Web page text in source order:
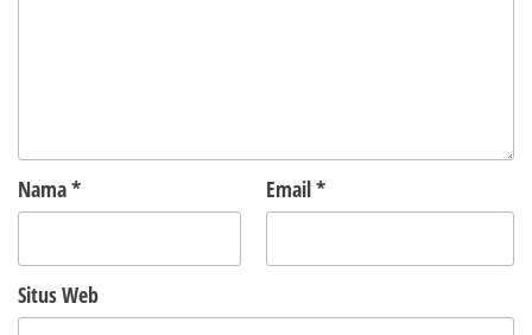
Nama* Email*
Situs Web